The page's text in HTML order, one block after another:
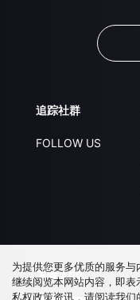
追踪社群
FOLLOW US
下载 APP
为提供您更多优质的服务
继续阅览本网站内容，即
私权政策资讯，请阅读我们